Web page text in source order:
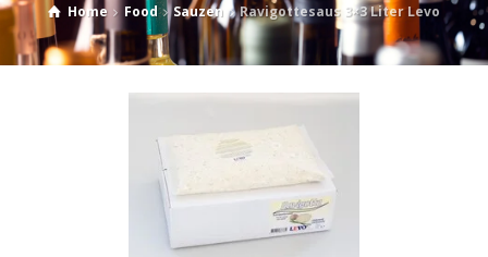
Home Food Sauzen Ravigottesaus 3×3 Liter Levo